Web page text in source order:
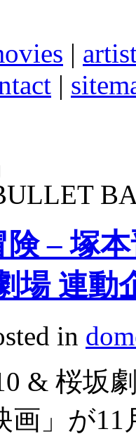
|
|
– 塚
場 連動
in
& 桜坂
画」が